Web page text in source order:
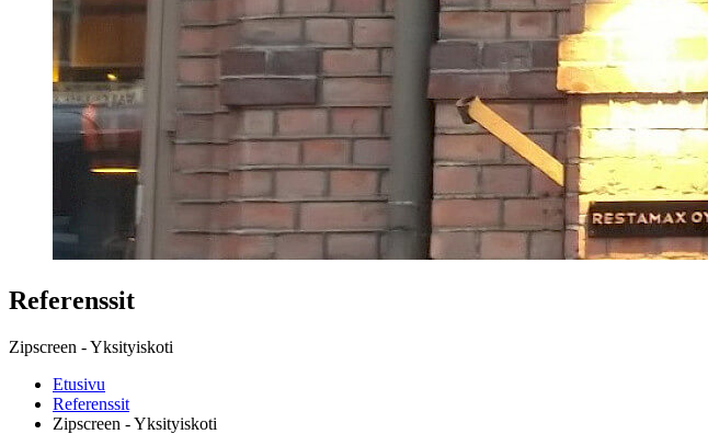
Referenssit
Zipscreen - Yksityiskoti
Etusivu
Referenssit
Zipscreen - Yksityiskoti